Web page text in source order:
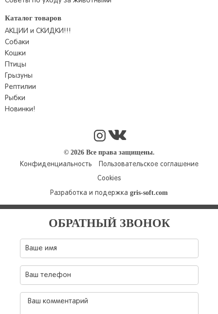
Каталог товаров
АКЦИИ и СКИДКИ!!!
Собаки
Кошки
Птицы
Грызуны
Рептилии
Рыбки
Новинки!
© 2026 Все права защищены.
Конфиденциальность Пользовательское соглашение
Cookies
Разработка и подержка gris-soft.com
ОБРАТНЫЙ ЗВОНОК